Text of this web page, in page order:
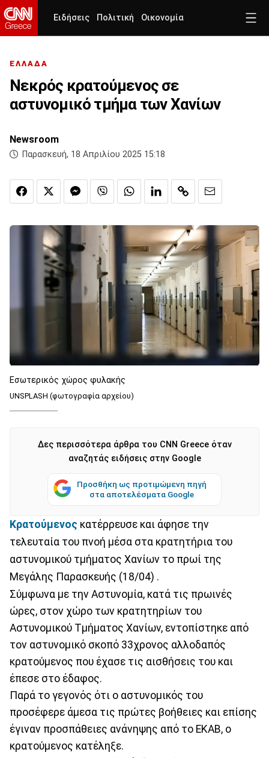
Ειδήσεις Πολιτική Οικονομία
ΕΛΛΑΔΑ
Νεκρός κρατούμενος σε
αστυνομικό τμήμα των Χανίων
Newsroom
Παρασκευή, 18 Απριλίου 2025 15:18
Εσωτερικός χώρος φυλακής
UNSPLASH (φωτογραφία αρχείου)
Δες περισσότερα άρθρα του CNN Greece όταν
αναζητάς ειδήσεις στην Google
Προσθήκη ως προτιμώμενη πηγή
στα αποτελέσματα Google
Κρατούμενος κατέρρευσε και άφησε την
τελευταία του πνοή μέσα στα κρατητήρια του
αστυνομικού τμήματος Χανίων το πρωί της
Μεγάλης Παρασκευής (18/04) .
Σύμφωνα με την Aστυνομία, κατά τις πρωινές
ώρες, στον χώρο των κρατητηρίων του
Αστυνομικού Τμήματος Χανίων, εντοπίστηκε από
τον αστυνομικό σκοπό 33χρονος αλλοδαπός
κρατούμενος που έχασε τις αισθήσεις του και
έπεσε στο έδαφος.
Παρά το γεγονός ότι ο αστυνομικός του
προσέφερε άμεσα τις πρώτες βοήθειες και επίσης
έγιναν προσπάθειες ανάνηψης από το ΕΚΑΒ, ο
κρατούμενος κατέληξε.